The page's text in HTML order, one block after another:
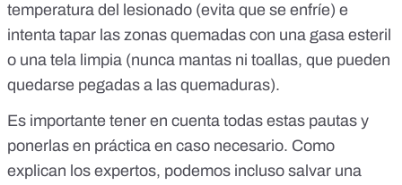
temperatura del lesionado (evita que se enfríe) e
intenta tapar las zonas quemadas con una gasa esteril
o una tela limpia (nunca mantas ni toallas, que pueden
quedarse pegadas a las quemaduras).
Es importante tener en cuenta todas estas pautas y
ponerlas en práctica en caso necesario. Como
explican los expertos, podemos incluso salvar una